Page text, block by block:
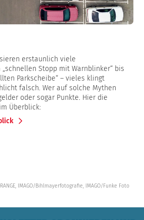
erstaunlich viele
Stopp mit Warnblinker“ bis
Parkscheibe“ – vieles klingt
falsch. Wer auf solche Mythen
oder sogar Punkte. Hier die
Überblick:
IMAGO/Bihlmayerfotografie, IMAGO/Funke Foto